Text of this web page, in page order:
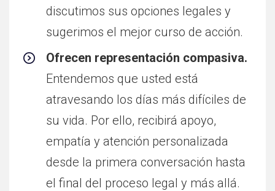
discutimos sus opciones legales y
sugerimos el mejor curso de acción.
Ofrecen representación compasiva.
Entendemos que usted está
atravesando los días más difíciles de
su vida. Por ello, recibirá apoyo,
empatía y atención personalizada
desde la primera conversación hasta
el final del proceso legal y más allá.